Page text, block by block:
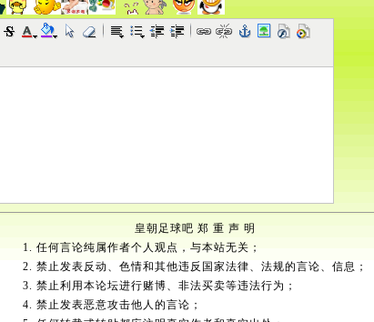
皇朝足球吧 郑 重 声 明
1. 任何言论纯属作者个人观点，与本站无关；
2. 禁止发表反动、色情和其他违反国家法律、法规的言论、信息；
3. 禁止利用本论坛进行赌博、非法买卖等违法行为；
4. 禁止发表恶意攻击他人的言论；